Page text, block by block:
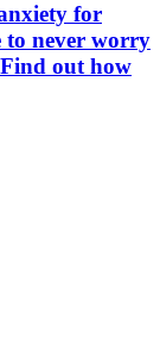
for
to never worry
out how